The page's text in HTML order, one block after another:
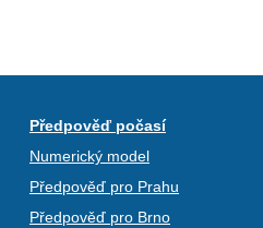
Předpověď počasí
Numerický model
Předpověď pro Prahu
Předpověď pro Brno